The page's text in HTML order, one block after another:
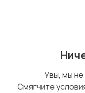
Увы, мы не
Смягчите